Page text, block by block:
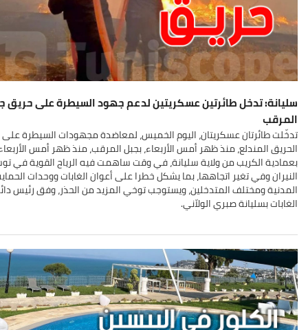
سليانة: تدخل طائرتين عسكريتين لدعم جهود السيطرة على حريق
المرقب
تدخّلت طائرتان عسكريتان، اليوم الخميس، لمعاضدة مجهودات السيطرة على
الحريق المندلع، منذ ظهر أمس الأربعاء، بجبل المرقب، منذ ظهر أمس
بعمادية الكريب من ولاية سليانة، في وقت ساهمت فيه الرياح القوية في
النيران وفي تغير اتجاهها، بما يشكل خطرا على أعوان الغابات ووحدات
المدنية ومختلف المتدخلين، ويستوجب توخي المزيد من الحذر، وفق رئيس
الغابات بسليانة صبري الولاّني.